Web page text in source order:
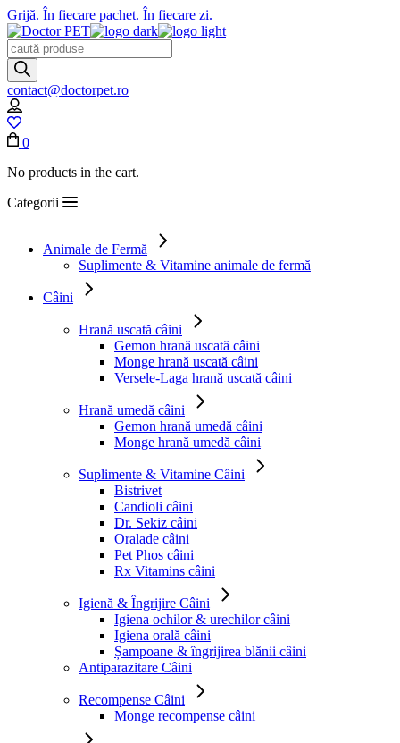
Skip
to
the
content
Grijă. În fiecare pachet. În fiecare zi.
Products
search
contact@doctorpet.ro
0
No products in the cart.
Categorii
Animale de Fermă
Suplimente & Vitamine animale de fermă
Câini
Hrană uscată câini
Gemon hrană uscată câini
Monge hrană uscată câini
Versele-Laga hrană uscată câini
Hrană umedă câini
Gemon hrană umedă câini
Monge hrană umedă câini
Suplimente & Vitamine Câini
Bistrivet
Candioli câini
Dr. Sekiz câini
Oralade câini
Pet Phos câini
Rx Vitamins câini
Igienă & Îngrijire Câini
Igiena ochilor & urechilor câini
Igiena orală câini
Șampoane & îngrijirea blănii câini
Antiparazitare Câini
Recompense Câini
Monge recompense câini